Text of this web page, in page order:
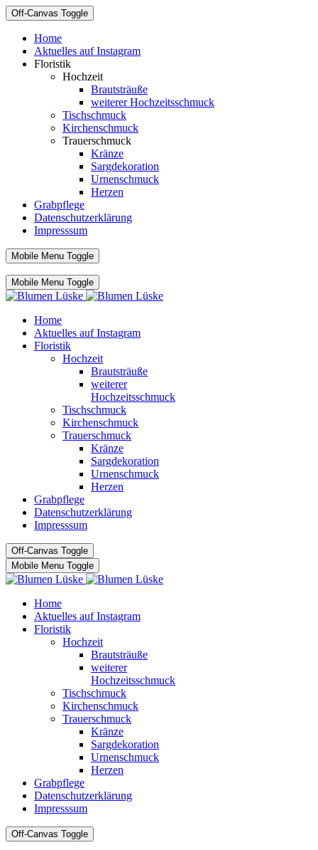
Off-Canvas Toggle
Home
Aktuelles auf Instagram
Floristik
Hochzeit
Brautsträuße
weiterer Hochzeitsschmuck
Tischschmuck
Kirchenschmuck
Trauerschmuck
Kränze
Sargdekoration
Urnenschmuck
Herzen
Grabpflege
Datenschutzerklärung
Impresssum
Mobile Menu Toggle
Mobile Menu Toggle
Home
Aktuelles auf Instagram
Floristik
Hochzeit
Brautsträuße
weiterer
Hochzeitsschmuck
Tischschmuck
Kirchenschmuck
Trauerschmuck
Kränze
Sargdekoration
Urnenschmuck
Herzen
Grabpflege
Datenschutzerklärung
Impresssum
Off-Canvas Toggle
Mobile Menu Toggle
Home
Aktuelles auf Instagram
Floristik
Hochzeit
Brautsträuße
weiterer
Hochzeitsschmuck
Tischschmuck
Kirchenschmuck
Trauerschmuck
Kränze
Sargdekoration
Urnenschmuck
Herzen
Grabpflege
Datenschutzerklärung
Impresssum
Off-Canvas Toggle